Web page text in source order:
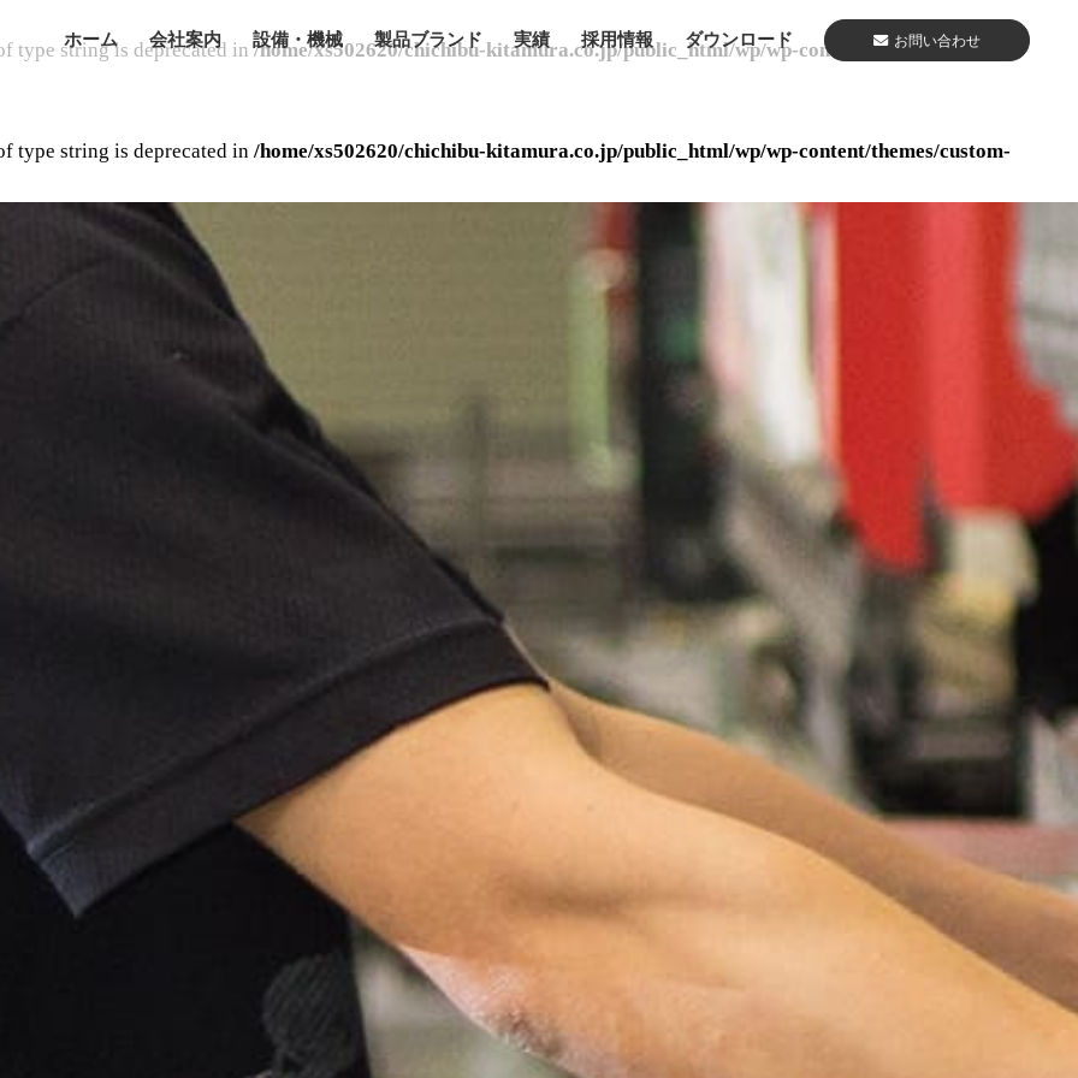
type string is deprecated in/home/xs502620/chichibu-kitamura.co.jp/public_html/wp/wp-content/themes/custom-
type string is deprecated in /home/xs502620/chichibu-kitamura.co.jp/public_html/wp/wp-content/themes/custom-
ホーム 会社案内 設備・機械 製品ブランド 実績 採用情報 ダウンロード お問い合わせ